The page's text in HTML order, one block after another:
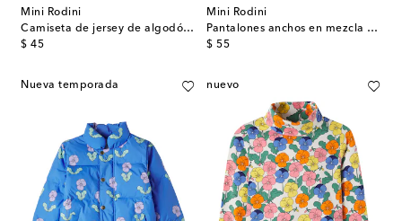
Mini Rodini
Camiseta de jersey de algodón floral
$ 45
original price
Mini Rodini
Pantalones anchos en mezcla de algodón
$ 55
original price
Nueva temporada nuevo